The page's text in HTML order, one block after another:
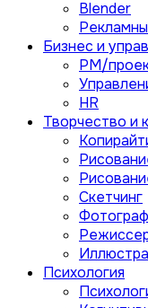
Blender
Бизнес и
PM/
HR
Творчество и
Скетчинг
Фотограф
Психология